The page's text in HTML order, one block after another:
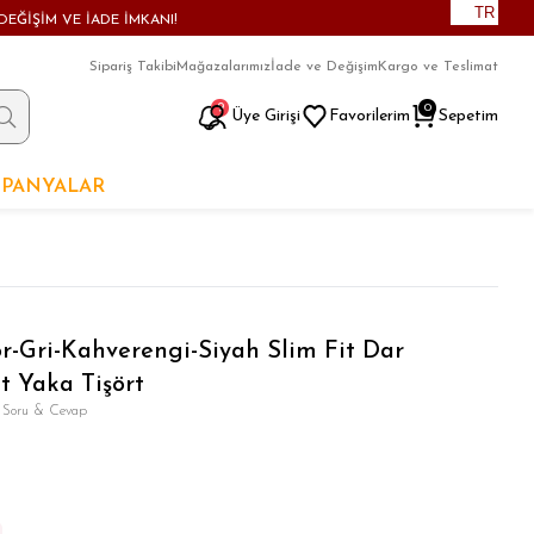
VE İADE İMKANI! TR
9
Sipariş TakibiMağazalarımız İade ve Değişim Kargo ve Teslimat
Üye Girişi Favorilerim Sepetim
0
Gri-Kahverengi-Siyah Slim Fit Dar
Yaka Tişört
Soru & Cevap